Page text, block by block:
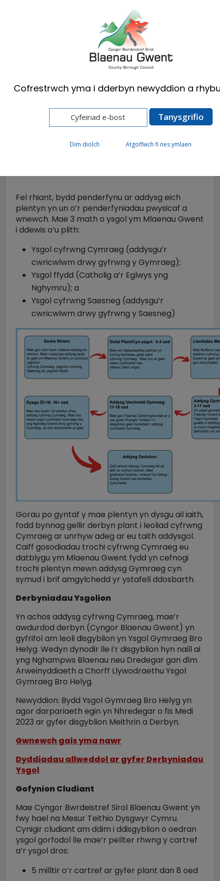
English
Bod yn ddwyieithog (1)
Taith Addysg
Fel rhiant, bydd penderfynu ar addysg eich
plentyn yn un o’r penderfyniadau pwysicaf a
wnewch. Mae 3 math o ysgol ym Mlaenau Gwent
i ddewis o’u plith:
Ysgol cyfrwng Cymraeg (addysgu’r
cwricwlwm drwy gyfrwng y Gymraeg);
Ysgol ffydd (Catholig a’r Eglwys yng
Nghymru); a
Ysgol cyfrwng Saesneg (addysgu’r
cwricwlwm drwy gyfrwng y Saesneg)
Gorau po gyntaf y mae plentyn yn dysgu ail iaith,
fodd bynnag gellir derbyn plant i leoliad cyfrwng
Cymraeg ar unrhyw adeg ar eu taith addysgol.
Caiff gosodiadau trochi cyfrwng Cymraeg eu
datblygu ym Mlaenau Gwent fydd yn cefnogi
trochi plentyn mewn addysg Gymraeg cyn
symud i brif amgylchedd yr ystafell ddosbarth.
Derbyniadau Ysgolion
Yn achos addysg cyfrwng Cymraeg, mae’r
awdurdod derbyn (Cyngor Blaenau Gwent) yn
gyfrifol am leoli disgyblion yn Ysgol Gymraeg Bro
Helyg. Wedyn dynodir lle i’r disgyblion hyn naill ai
yng Nghampws Blaenau neu Dredegar gan dîm
Arweinyddiaeth a Chorff Llywodraethu Ysgol
Gymraeg Bro Helyg.
Newyddion: Bydd Ysgol Gymraeg Bro Helyg yn
agor darpariaeth egin yn Nhredegar o fis Medi
2023 ar gyfer disgyblion Meithrin a Derbyn.
Gwnewch gais yma nawr
Dyddiadau allweddol ar gyfer Derbyniadau
Ysgol
Gofynion Cludiant
Mae Cyngor Bwrdeistref Sirol Blaenau Gwent yn
fwy hael na Mesur Teithio Dysgwyr Cymru.
Cynigir cludiant am ddim i ddisgyblion o oedran
ysgol gorfodol lle mae’r pellter rhwng y cartref
a’r ysgol dros:
5 milltir o’r cartref ar gyfer plant dan 8 oed
Cofrestrwch yma i dderbyn newyddion a
Dim diolch Atgoffwch fi nes ymlaen